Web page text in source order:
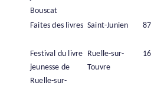
Bouscat
Faites des livres Saint-Junien 87
Festival du livre
jeunesse de
Ruelle-sur-
Ruelle-sur-
Touvre
16